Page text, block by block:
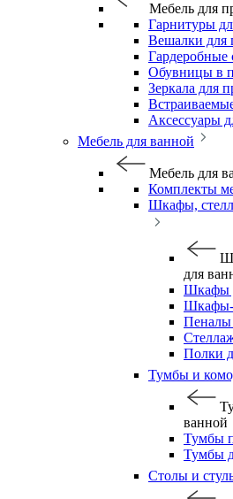
Мебель для
Гарнитуры
Вешалки для
Гардеробные
Обувницы в
Зеркала для
Аксессуары
Мебель для ванной
Мебель для
Комплекты
Шкафы,
для
Шкафы
Шкафы-
Пеналы
Полки
Тумбы и
ванной
Тумбы
Тумбы
Столы и